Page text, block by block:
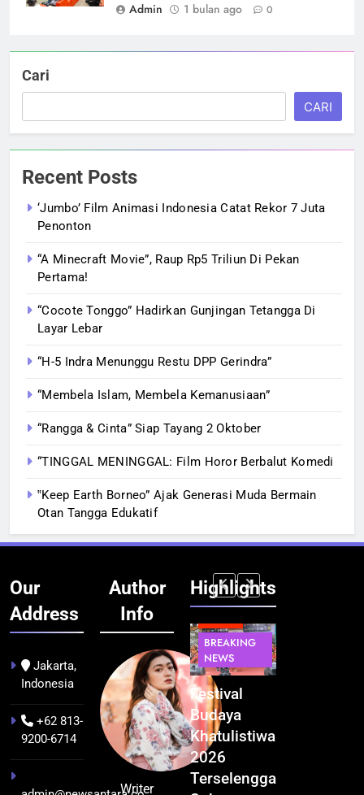
Admin
1 bulan ago 0
Cari
CARI
Recent Posts
‘Jumbo’ Film Animasi Indonesia Catat Rekor 7 Juta
Penonton
“A Minecraft Movie”, Raup Rp5 Triliun Di Pekan
Pertama!
“Cocote Tonggo” Hadirkan Gunjingan Tetangga Di
Layar Lebar
“H-5 Indra Menunggu Restu DPP Gerindra”
“Membela Islam, Membela Kemanusiaan”
“Rangga & Cinta” Siap Tayang 2 Oktober
“TINGGAL MENINGGAL: Film Horor Berbalut Komedi
‟Keep Earth Borneo” Ajak Generasi Muda Bermain
Otan Tangga Edukatif
Our
Address
Jakarta,
Indonesia
+62 813-
9200-6714
Author
Info
Writer
Highlights
BERITA
NEWS
Pramuwisata
Dukung
Peningkatan
TEKNOLOGI
Indonesia
Resmi
Bangun AI
Factory
BREAKING
NEWS
Festival
Budaya
Khatulistiwa
2026
Terselenggara